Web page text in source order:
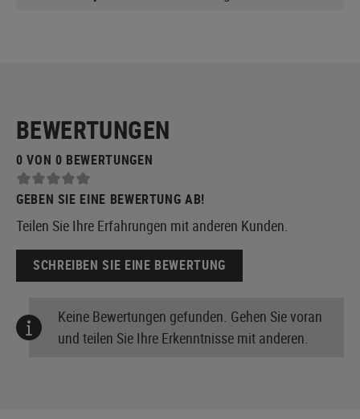
BEWERTUNGEN
0 VON 0 BEWERTUNGEN
GEBEN SIE EINE BEWERTUNG AB!
Teilen Sie Ihre Erfahrungen mit anderen Kunden.
SCHREIBEN SIE EINE BEWERTUNG
Keine Bewertungen gefunden. Gehen Sie voran
und teilen Sie Ihre Erkenntnisse mit anderen.